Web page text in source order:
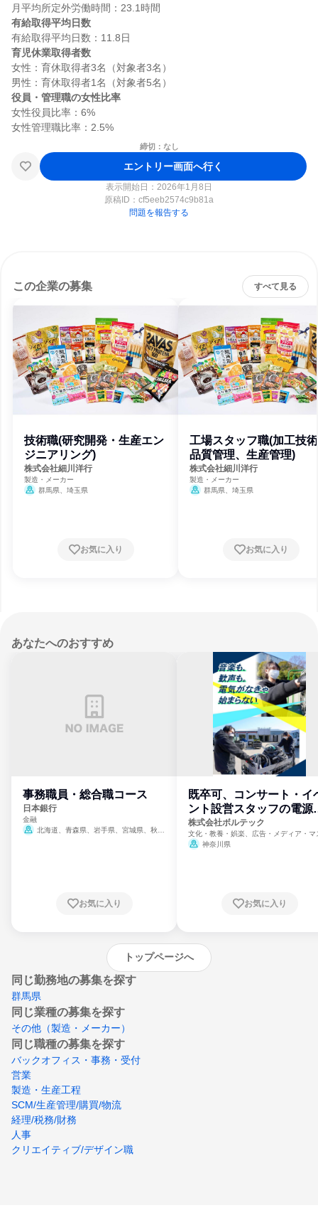
有給取得平均日数
育児休業取得者数
女性：育休取得者3名（対象者3名）
役員・管理職の女性比率
女性役員比率：6%
締切：なし
エントリー画面へ行く
表示開始日：2026年1月8日
原稿ID： cf5eeb2574c9b81a
問題を報告する
この企業の募集 すべて見る
技術職(研究開発・生産エン
ジニアリング)
株式会社細川洋行
製造・メーカー
群馬県、埼玉県
お気に入り
工場スタッフ職(加工技
品質管理、生産管理)
株式会社細川洋行
製造・メーカー
群馬県、埼玉県
お気に入り
あなたへのおすすめ
事務職員・総合職コース
日本銀行
金融
北海道、青森県、岩手県、宮城県、秋田
崎県、熊本県、大分県、宮崎県、鹿児島県、
お気に入り
既卒可、コンサート・イ
ント設営スタッフの電源
門
株式会社ボルテック
文化・教養・娯楽、広告・メディア・マ
ミ、電力・ガス・水道・エネルギー
神奈川県
お気に入り
トップページへ
同じ勤務地の募集を探す
群馬県
同じ業種の募集を探す
その他（製造・メーカー）
同じ職種の募集を探す
バックオフィス・事務・受付
営業
製造・生産工程
SCM/生産管理/購買/物流
経理/税務/財務
人事
クリエイティブ/デザイン職